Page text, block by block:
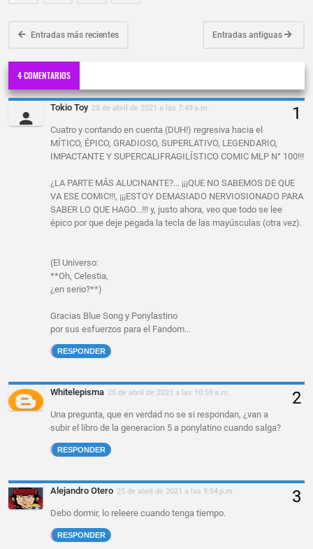
Entradas más recientes Entradas antiguas
4 COMENTARIOS
Tokio Toy 25 de abril de 2021 a las 7:49 a.m.
Cuatro y contando en cuenta (DUH!) regresiva hacia el
MÍTICO, ÉPICO, GRADIOSO, SUPERLATIVO, LEGENDARIO,
IMPACTANTE Y SUPERCALIFRAGILÍSTICO COMIC MLP N° 100!!!
¿LA PARTE MÁS ALUCINANTE?... ¡¡¡QUE NO SABEMOS DE QUE
VA ESE COMIC!!!, ¡¡¡ESTOY DEMASIADO NERVIOSIONADO PARA
SABER LO QUE HAGO...!!! y, justo ahora, veo que todo se lee
épico por que deje pegada la tecla de las mayúsculas (otra vez).
(El Universo:
**Oh, Celestia,
¿en serio?**)
Gracias Blue Song y Ponylastino
por sus esfuerzos para el Fandom...
RESPONDER
Whitelepisma 25 de abril de 2021 a las 10:59 a.m.
Una pregunta, que en verdad no se si respondan, ¿van a
subir el libro de la generacion 5 a ponylatino cuando salga?
RESPONDER
Alejandro Otero 25 de abril de 2021 a las 9:54 p.m.
Debo dormir, lo releere cuando tenga tiempo.
RESPONDER